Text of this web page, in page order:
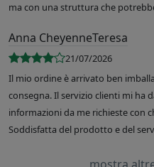
ma con una struttura che
Anna CheyenneTeresa
21/07/2026
Il mio ordine è arrivato ben
consegna. Il servizio clienti mi ha
informazioni da me richieste con
Soddisfatta del prodotto e del